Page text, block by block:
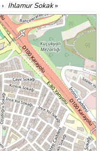
› Ihlamur Sokak»